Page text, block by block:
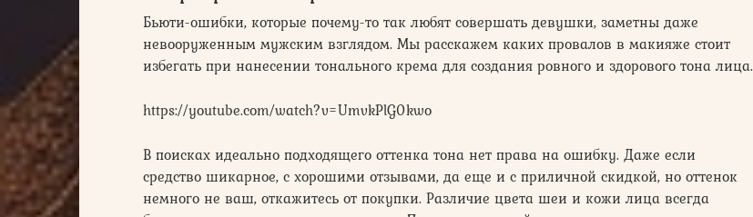
Бьюти-ошибки, которые почему-то так любят совершать девушки, заметны даже
невооруженным мужским взглядом. Мы расскажем каких провалов в макияже стоит
избегать при нанесении тонального крема для создания ровного и здорового тона лица.
https://youtube.com/watch?v=UmvkPlG0kwo
В поисках идеально подходящего оттенка тона нет права на ошибку. Даже если
средство шикарное, с хорошими отзывами, да еще и с приличной скидкой, но оттенок
немного не ваш, откажитесь от покупки. Различие цвета шеи и кожи лица всегда